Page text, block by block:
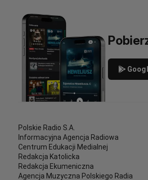
Polskie Radio S.A.
Informacyjna Agencja Radiowa
Centrum Edukacji Medialnej
Redakcja Katolicka
Redakcja Ekumeniczna
Agencja Muzyczna Polskiego Radia